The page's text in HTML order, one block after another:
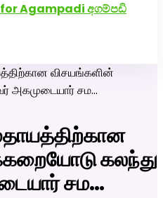
Agampadi අගම්පඩි
விசயங்களின்
அகமுடையார் சம…
கலந்து
சம…